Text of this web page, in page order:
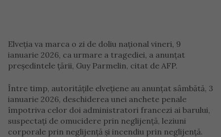
Elveția va marca o zi de doliu național vineri, 9
ianuarie 2026, ca urmare a tragediei, a anunțat
președintele țării, Guy Parmelin, citat de AFP.
Între timp, autoritățile elvețiene au anunțat sâmbătă, 3
ianuarie 2026, deschiderea unei anchete penale
împotriva celor doi administratori francezi ai barului,
suspectați de omucidere prin neglijență, leziuni
corporale prin neglijență și incendiu prin neglijență.